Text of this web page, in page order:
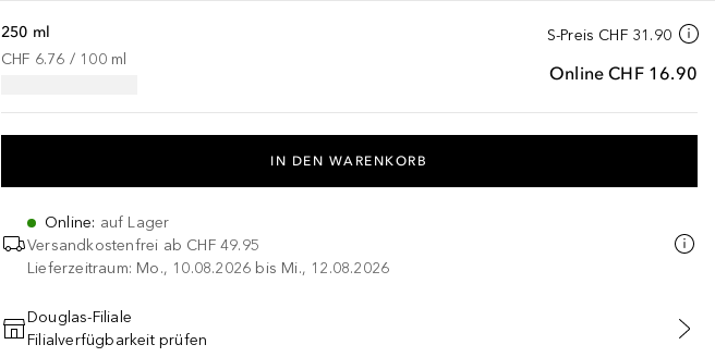
S-Preis CHF 31.90
Online CHF 16.90
250 ml
CHF 6.76 / 100 ml
IN DEN WARENKORB
Online: auf Lager
Versandkostenfrei ab CHF 49.95
Lieferzeitraum: Mo., 10.08.2026 bis Mi., 12.08.2026
Douglas-Filiale
Filialverfügbarkeit prüfen